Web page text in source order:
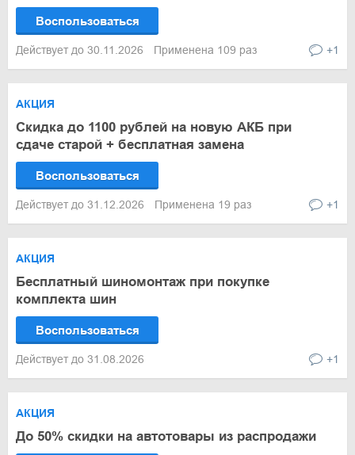
Воспользоваться
Действует до 30.11.2026 Применена 109 раз +1
АКЦИЯ
Скидка до 1100 рублей на новую АКБ при
сдаче старой + бесплатная замена
Воспользоваться
Действует до 31.12.2026 Применена 19 раз +1
АКЦИЯ
Бесплатный шиномонтаж при покупке
комплекта шин
Воспользоваться
Действует до 31.08.2026 +1
АКЦИЯ
До 50% скидки на автотовары из распродажи